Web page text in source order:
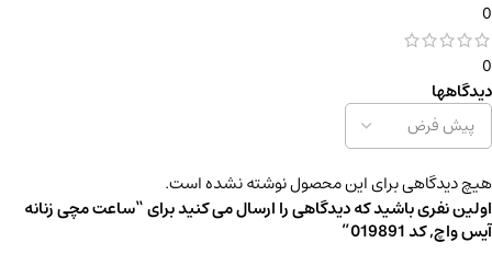
0
0
دیدگاهها
هیچ دیدگاهی برای این محصول نوشته نشده است.
اولین نفری باشید که دیدگاهی را ارسال می کنید برای “ساعت مچی زنانه
آیس واچ, کد 019891”